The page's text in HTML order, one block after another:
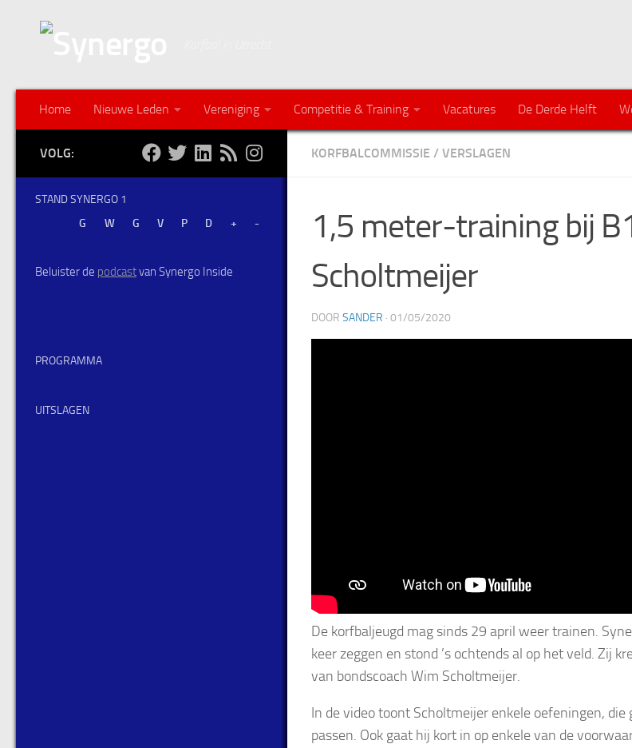
Home Nieuwe Leden Vereniging Competitie & Training Vacatures De Derde Helft
KORFBALCOMMISSIE / VERSLAGEN
1,5 meter-training bij
Scholtmeijer
DOOR SANDER · 01/05/2020
De korfbaljeugd mag sinds 29 april weer trainen.
keer zeggen en stond ’s ochtends al op het veld. Zij
van bondscoach Wim Scholtmeijer.
In de video toont Scholtmeijer enkele oefeningen, die
passen. Ook gaat hij kort in op enkele van de
VOLG:
STAND SYNERGO 1
Beluister de podcastvan Synergo Inside
PROGRAMMA
UITSLAGEN